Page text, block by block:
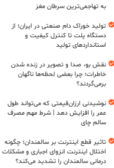
به تهاجمی‌ترین سرطان مغز
تولید خوراک دام صنعتی در ایران؛ از
دستگاه پلت تا کنترل کیفیت و
استانداردهای تولید
نقش بو، صدا و تصویر در زنده شدن
خاطرات؛ چرا بعضی لحظه‌ها ناگهان
برمی‌گردند؟
نوشیدنی ارزان‌قیمتی که می‌تواند طول
عمر را افزایش دهد | شرط مهم مصرف
سالم چای
تاثیر قطع اینترنت بر سالمندان؛ چگونه
اختلال اینترنت انزوای اجباری و مشکلات
درمانی سالمندان را تشدید می‌کند؟